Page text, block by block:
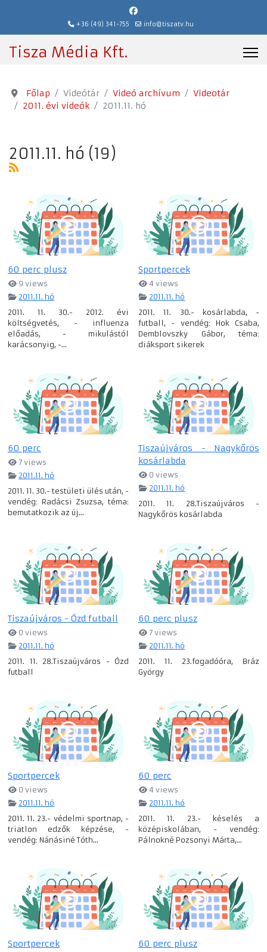
+36 (49) 341-755 info@tiszatv.hu
Tisza Média Kft.
Főlap Videótár Videó archívum
Videotár
2011. évi videók
2011.11. hó
2011.11. hó (19)
60 perc plusz
9 views
2011.11. hó
2011. 11. 30.- 2012. évi
költségvetés, - influenza
előadás, - mikulástól
karácsonyig, -...
Sportpercek
4 views
2011.11. hó
2011. 11. 30.- kosárlabda, -
futball, - vendég: Hok Csaba,
Demblovszky Gábor, téma:
diáksport sikerek
60 perc
7 views
2011.11. hó
2011. 11. 30.- testületi ülés után, -
vendég: Radácsi Zsuzsa, téma:
bemutatkozik az új...
Tiszaújváros - Nagykőrös
kosárlabda
0 views
2011.11. hó
2011. 11. 28.Tiszaújváros -
Nagykőrös kosárlabda
Tiszaújváros - Ózd futball
0 views
2011.11. hó
2011. 11. 28.Tiszaújváros - Ózd
futball
60 perc plusz
7 views
2011.11. hó
2011. 11. 23.fogadóóra, Bráz
György
Sportpercek
0 views
2011.11. hó
2011. 11. 23.- védelmi sportnap, -
triatlon edzők képzése, -
vendég: Nánásiné Tóth...
60 perc
4 views
2011.11. hó
2011. 11. 23.- késelés a
középiskolában, - vendég:
Pálnokné Pozsonyi Márta,...
Sportpercek 60 perc plusz